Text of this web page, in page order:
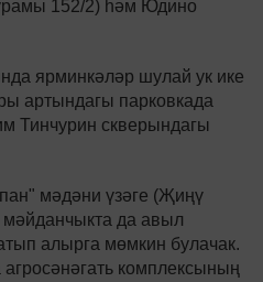
152/2) һәм Юдино
ярминкәләр шулай ук ике
артындагы парковкада
Тинчурин скверындагы
мәдәни үзәге (Җиңү
да авыл
алырга мөмкин булачак.
комплексының